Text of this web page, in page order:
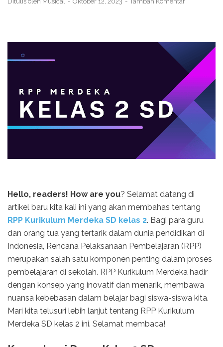
Hello, readers! How are you? Selamat datang di
artikel baru kita kali ini yang akan membahas tentang
RPP Kurikulum Merdeka SD kelas 2. Bagi para guru
dan orang tua yang tertarik dalam dunia pendidikan di
Indonesia, Rencana Pelaksanaan Pembelajaran (RPP)
merupakan salah satu komponen penting dalam proses
pembelajaran di sekolah. RPP Kurikulum Merdeka hadir
dengan konsep yang inovatif dan menarik, membawa
nuansa kebebasan dalam belajar bagi siswa-siswa kita.
Mari kita telusuri lebih lanjut tentang RPP Kurikulum
Merdeka SD kelas 2 ini. Selamat membaca!